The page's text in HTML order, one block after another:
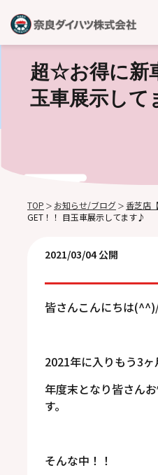
超☆お得に新
玉車展示して
TOP ＞ お知らせ/ブログ ＞ 香芝店
GET！！ 目玉車展示してます♪
2021/03/04 公開
皆さんこんにちは
2021年に入りもう3
年度末となり皆さん
す。
そんな中！！